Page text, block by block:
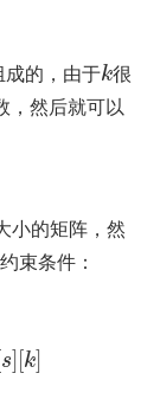
的，由于k很
，然后就可以
小的矩阵，然
束条件：
s] [k]